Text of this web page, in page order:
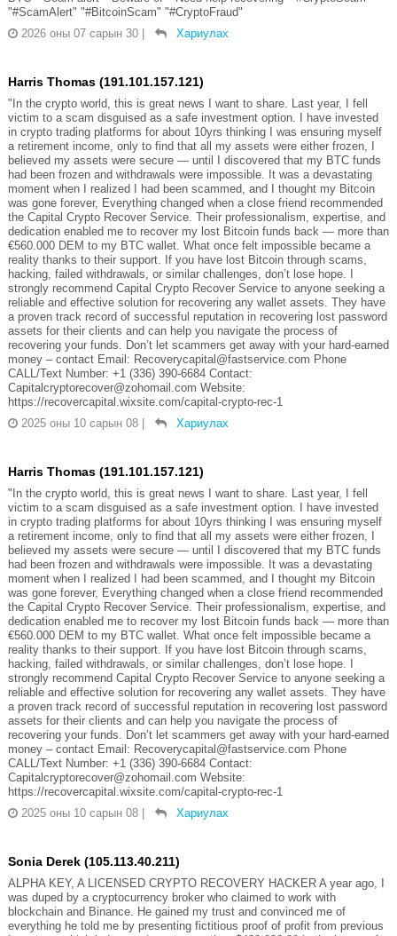
"#ScamAlert" "#BitcoinScam" "#CryptoFraud"
2026 оны 07 сарын 30
Хариулах
Harris Thomas (191.101.157.121)
"In the crypto world, this is great news I want to share. Last year, I fell
victim to a scam disguised as a safe investment option. I have invested
in crypto trading platforms for about 10yrs thinking I was ensuring myself
a retirement income, only to find that all my assets were either frozen, I
believed my assets were secure — until I discovered that my BTC funds
had been frozen and withdrawals were impossible. It was a devastating
moment when I realized I had been scammed, and I thought my Bitcoin
was gone forever, Everything changed when a close friend recommended
the Capital Crypto Recover Service. Their professionalism, expertise, and
dedication enabled me to recover my lost Bitcoin funds back — more than
€560.000 DEM to my BTC wallet. What once felt impossible became a
reality thanks to their support. If you have lost Bitcoin through scams,
hacking, failed withdrawals, or similar challenges, don’t lose hope. I
strongly recommend Capital Crypto Recover Service to anyone seeking a
reliable and effective solution for recovering any wallet assets. They have
a proven track record of successful reputation in recovering lost password
assets for their clients and can help you navigate the process of
recovering your funds. Don’t let scammers get away with your hard-earned
money – contact Email: Recoverycapital@fastservice.com Phone
CALL/Text Number: +1 (336) 390-6684 Contact:
Capitalcryptorecover@zohomail.com Website:
https://recovercapital.wixsite.com/capital-crypto-rec-1
2025 оны 10 сарын 08
Хариулах
Harris Thomas (191.101.157.121)
"In the crypto world, this is great news I want to share. Last year, I fell
victim to a scam disguised as a safe investment option. I have invested
in crypto trading platforms for about 10yrs thinking I was ensuring myself
a retirement income, only to find that all my assets were either frozen, I
believed my assets were secure — until I discovered that my BTC funds
had been frozen and withdrawals were impossible. It was a devastating
moment when I realized I had been scammed, and I thought my Bitcoin
was gone forever, Everything changed when a close friend recommended
the Capital Crypto Recover Service. Their professionalism, expertise, and
dedication enabled me to recover my lost Bitcoin funds back — more than
€560.000 DEM to my BTC wallet. What once felt impossible became a
reality thanks to their support. If you have lost Bitcoin through scams,
hacking, failed withdrawals, or similar challenges, don’t lose hope. I
strongly recommend Capital Crypto Recover Service to anyone seeking a
reliable and effective solution for recovering any wallet assets. They have
a proven track record of successful reputation in recovering lost password
assets for their clients and can help you navigate the process of
recovering your funds. Don’t let scammers get away with your hard-earned
money – contact Email: Recoverycapital@fastservice.com Phone
CALL/Text Number: +1 (336) 390-6684 Contact:
Capitalcryptorecover@zohomail.com Website:
https://recovercapital.wixsite.com/capital-crypto-rec-1
2025 оны 10 сарын 08
Хариулах
Sonia Derek (105.113.40.211)
ALPHA KEY, A LICENSED CRYPTO RECOVERY HACKER A year ago, I
was duped by a cryptocurrency broker who claimed to work with
blockchain and Binance. He gained my trust and convinced me of
everything he told me by presenting fictitious proof of profit from previous